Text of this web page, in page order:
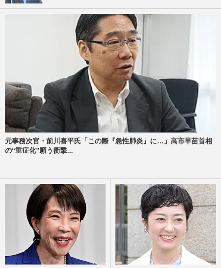
元事務次官・前川喜平氏「この際『急性肺炎』に…」高市早苗首相
の“重症化”願う衝撃...